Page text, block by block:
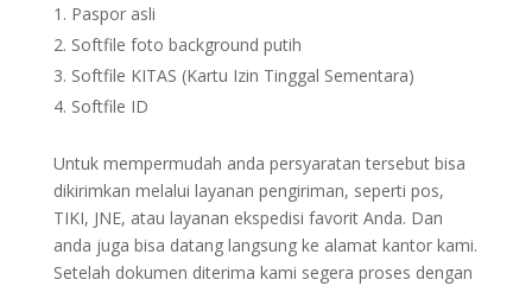
Paspor asli
Softfile foto background putih
Softfile KITAS (Kartu Izin Tinggal Sementara)
Softfile ID
Untuk mempermudah anda persyaratan tersebut bisa
dikirimkan melalui layanan pengiriman, seperti pos,
TIKI, JNE, atau layanan ekspedisi favorit Anda. Dan
anda juga bisa datang langsung ke alamat kantor kami.
Setelah dokumen diterima kami segera proses dengan